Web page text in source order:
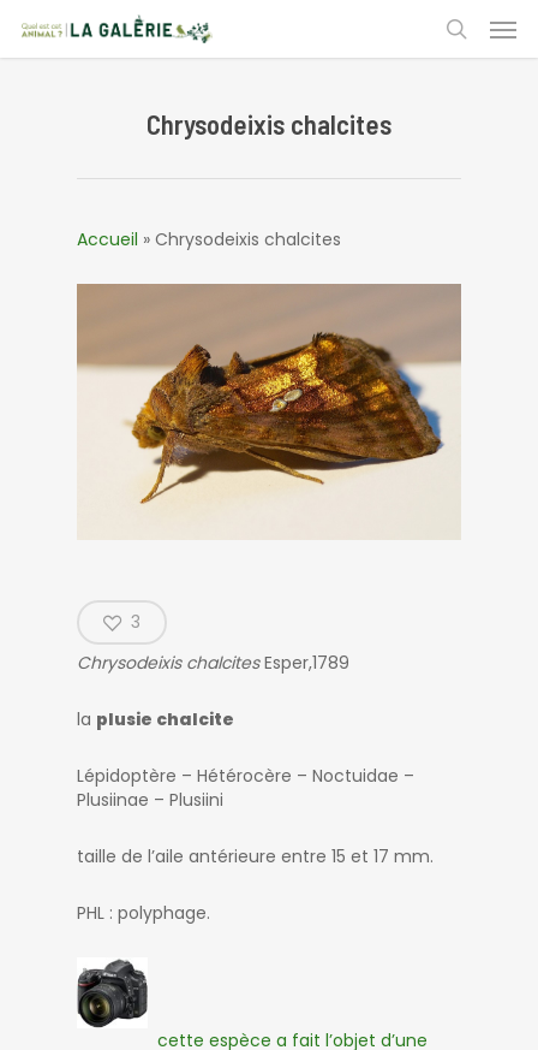
main
search
Chrysodeixis chalcites
Accueil » Chrysodeixis chalcites
3
Chrysodeixis chalcitesEsper,1789
la plusie chalcite
Lépidoptère – Hétérocère – Noctuidae –
Plusiinae – Plusiini
taille de l’aile antérieure entre 15 et 17 mm.
PHL : polyphage.
cette espèce a fait l’objet d’une